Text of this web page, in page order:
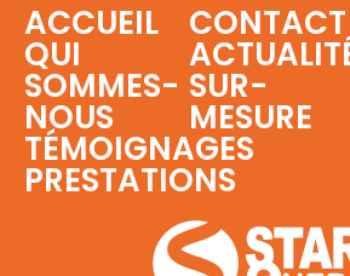
ACCUEIL
QUI
SOMMES-
NOUS
TÉMOIGNAGES
PRESTATIONS
CONTACT
SUR-
MESURE